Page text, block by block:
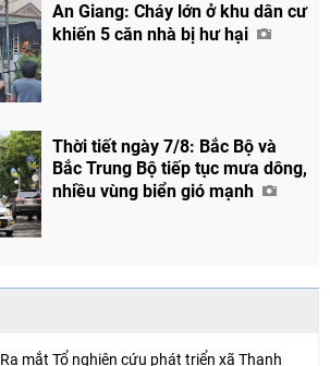
An Giang: Cháy lớn ở khu dân cư
khiến 5 căn nhà bị hư hại
Thời tiết ngày 7/8: Bắc Bộ và
Bắc Trung Bộ tiếp tục mưa dông,
nhiều vùng biển gió mạnh
Ra mắt Tổ nghiên cứu phát triển xã Thạnh